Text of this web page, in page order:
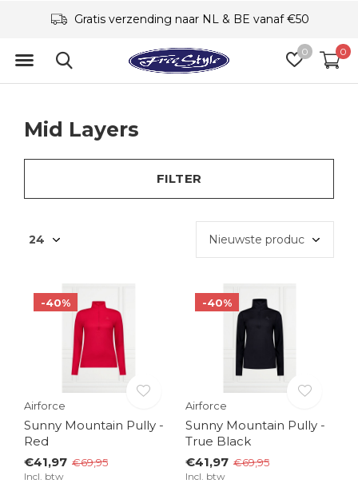
0 0
Specialisme
Mid Layers
FILTER
-40%
Airforce
Sunny Mountain Pully -
Red
€41,97 €69,95
Incl. btw
-40%
Airforce
Sunny Mountain Pully -
True Black
€41,97 €69,95
Incl. btw